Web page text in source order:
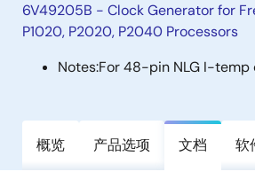
6V49205B - Clock Generator for
P1020, P2020, P2040 Processors
Notes:For 48-pin NLG I-temp
概览 产品选项 文档 软